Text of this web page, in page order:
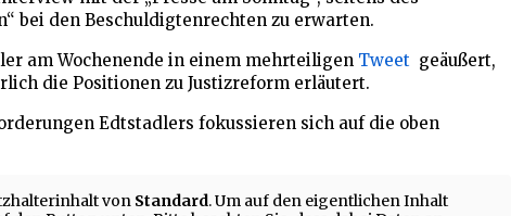
bei den Beschuldigtenrechten zu erwarten.
am Wochenende in einem mehrteiligen Tweet geäußert,
die Positionen zu Justizreform erläutert.
Edtstadlers fokussieren sich auf die oben
von Standard. Um auf den eigentlichen Inhalt